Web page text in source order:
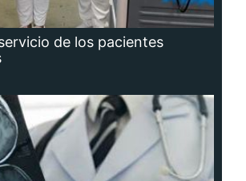
de los pacientes